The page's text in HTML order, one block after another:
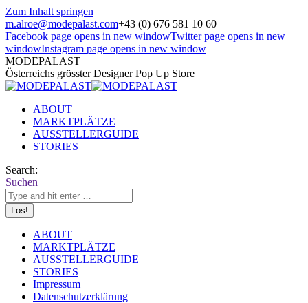
Zum Inhalt springen
m.alroe@modepalast.com+43 (0) 676 581 10 60
Facebook page opens in new windowTwitter page opens in new
windowInstagram page opens in new window
MODEPALAST
Österreichs grösster Designer Pop Up Store
ABOUT
MARKTPLÄTZE
AUSSTELLERGUIDE
STORIES
Search:
Suchen
ABOUT
MARKTPLÄTZE
AUSSTELLERGUIDE
STORIES
Impressum
Datenschutzerklärung